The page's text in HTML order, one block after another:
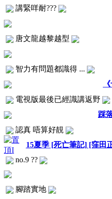
講緊咩耐???
唐文龍越黎越型
智力有問題都識得 ...
電視版最後已經識講返野
踩
認真 唔算好靚
15夏季 [死亡筆記] [窪田
no.9 ??
腳踏實地